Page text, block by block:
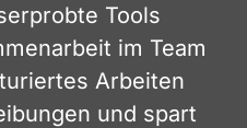
Tools
im Team
Arbeiten
und spart